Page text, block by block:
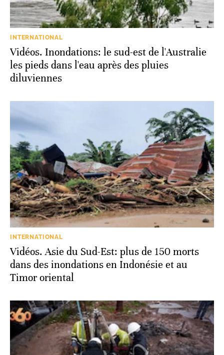
INTERNATIONAL
Vidéos. Inondations: le sud-est de l'Australie
les pieds dans l'eau après des pluies
diluviennes
INTERNATIONAL
Vidéos. Asie du Sud-Est: plus de 150 morts
dans des inondations en Indonésie et au
Timor oriental